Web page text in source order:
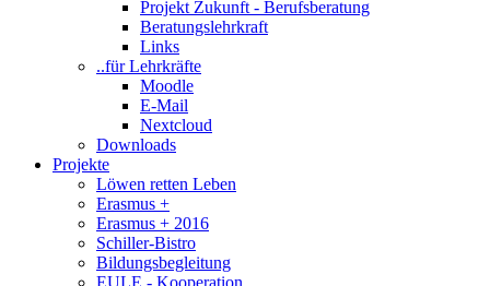
Projekt Zukunft - Berufsberatung
Beratungslehrkraft
Links
..für Lehrkräfte
Moodle
E-Mail
Nextcloud
Downloads
Projekte
Löwen retten Leben
Erasmus +
Erasmus + 2016
Schiller-Bistro
Bildungsbegleitung
EULE - Kooperation